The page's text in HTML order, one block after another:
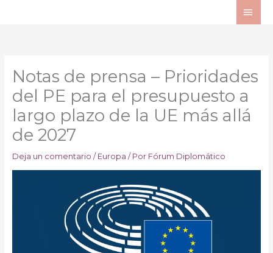
Notas de prensa – Prioridades
del PE para el presupuesto a
largo plazo de la UE más allá
de 2027
Deja un comentario / Europa / Por Fórum Diplomático